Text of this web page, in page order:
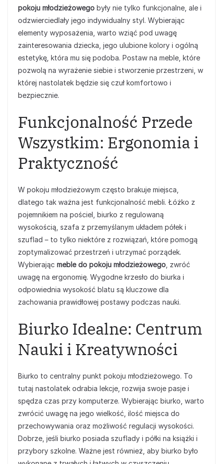
pokoju młodzieżowego były nie tylko funkcjonalne, ale i
odzwierciedlały jego indywidualny styl. Wybierając
elementy wyposażenia, warto wziąć pod uwagę
zainteresowania dziecka, jego ulubione kolory i ogólną
estetykę, która mu się podoba. Postaw na meble, które
pozwolą na wyrażenie siebie i stworzenie przestrzeni, w
której nastolatek będzie się czuł komfortowo i
bezpiecznie.
Funkcjonalność Przede
Wszystkim: Ergonomia i
Praktyczność
W pokoju młodzieżowym często brakuje miejsca,
dlatego tak ważna jest funkcjonalność mebli. Łóżko z
pojemnikiem na pościel, biurko z regulowaną
wysokością, szafa z przemyślanym układem półek i
szuflad – to tylko niektóre z rozwiązań, które pomogą
zoptymalizować przestrzeń i utrzymać porządek.
Wybierając meble do pokoju młodzieżowego , zwróć
uwagę na ergonomię. Wygodne krzesło do biurka i
odpowiednia wysokość blatu są kluczowe dla
zachowania prawidłowej postawy podczas nauki.
Biurko Idealne: Centrum
Nauki i Kreatywności
Biurko to centralny punkt pokoju młodzieżowego. To
tutaj nastolatek odrabia lekcje, rozwija swoje pasje i
spędza czas przy komputerze. Wybierając biurko, warto
zwrócić uwagę na jego wielkość, ilość miejsca do
przechowywania oraz możliwość regulacji wysokości.
Dobrze, jeśli biurko posiada szuflady i półki na książki i
przybory szkolne. Ważne jest również, aby biurko było